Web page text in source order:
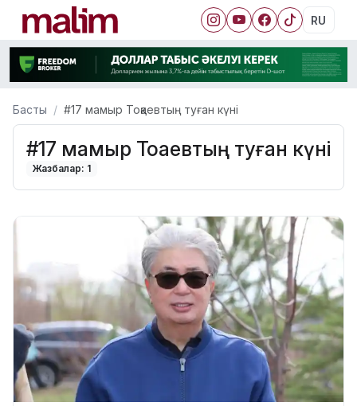
RU
Басты #17 мамыр Тоқаевтың туған күні
#17 мамыр Тоқаевтың туған күні
Жазбалар: 1